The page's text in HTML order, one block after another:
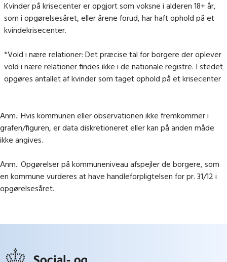
Kvinder på krisecenter er opgjort som voksne i alderen 18+ år,
som i opgørelsesåret, eller årene forud, har haft ophold på et
kvindekrisecenter.
*Vold i nære relationer: Det præcise tal for borgere der oplever
vold i nære relationer findes ikke i de nationale registre. I stedet
opgøres antallet af kvinder som taget ophold på et krisecenter
Anm.: Hvis kommunen eller observationen ikke fremkommer i
grafen/figuren, er data diskretioneret eller kan på anden måde
ikke angives.
Anm.: Opgørelser på kommuneniveau afspejler de borgere, som
en kommune vurderes at have handleforpligtelsen for pr. 31/12 i
opgørelsesåret.